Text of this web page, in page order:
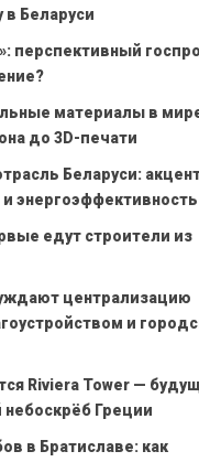
в Беларуси
перспективный
материалы в
до 3D-печати
Беларуси:
энергоэффективность
едут строители из
централизацию
и
Riviera Tower —
Греции
в Братиславе: как